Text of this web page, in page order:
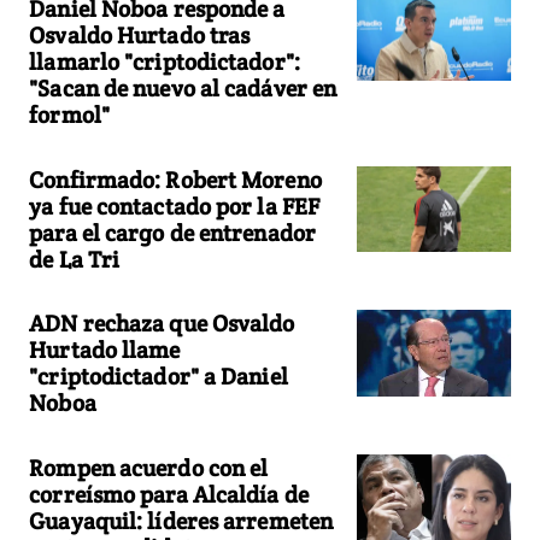
Daniel Noboa responde a
Osvaldo Hurtado tras
llamarlo "criptodictador":
"Sacan de nuevo al cadáver en
formol"
Confirmado: Robert Moreno
ya fue contactado por la FEF
para el cargo de entrenador
de La Tri
ADN rechaza que Osvaldo
Hurtado llame
"criptodictador" a Daniel
Noboa
Rompen acuerdo con el
correísmo para Alcaldía de
Guayaquil: líderes arremeten